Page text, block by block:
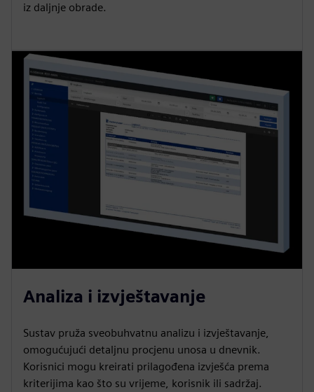
iz daljnje obrade.
Analiza i izvještavanje
Sustav pruža sveobuhvatnu analizu i izvještavanje,
omogućujući detaljnu procjenu unosa u dnevnik.
Korisnici mogu kreirati prilagođena izvješća prema
kriterijima kao što su vrijeme, korisnik ili sadržaj.